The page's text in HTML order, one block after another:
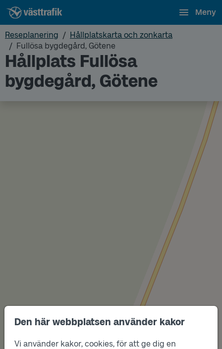
Den här webbplatsen använder kakor
Vi använder kakor, cookies, för att ge dig en
Meny
Reseplanering
Hållplatskarta och zonkarta
Fullösa bygdegård, Götene
Hållplats Fullösa
bygdegård, Götene